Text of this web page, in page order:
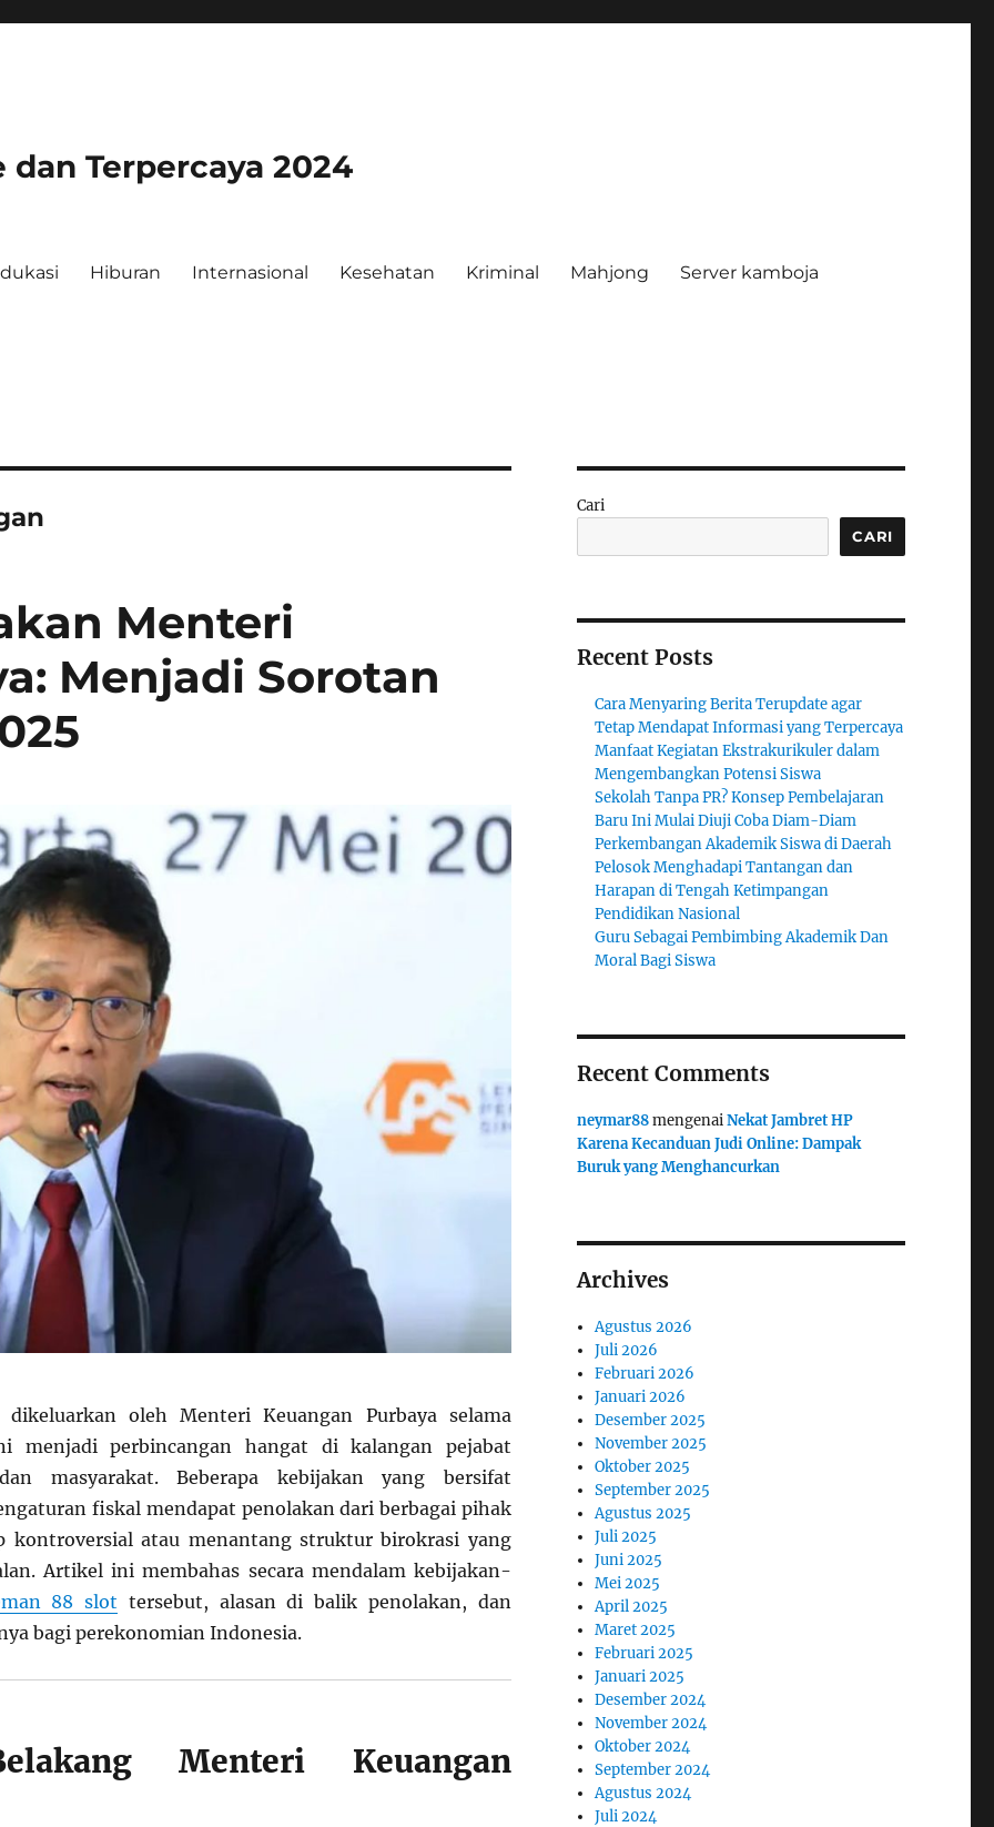
Terpercaya 2024
Hiburan Internasional Kesehatan Kriminal Mahjong Server kamboja
Menteri
Menjadi Sorotan
dikeluarkan oleh Menteri Keuangan Purbaya selama
menjadi perbincangan hangat di kalangan pejabat
masyarakat. Beberapa kebijakan yang bersifat
fiskal mendapat penolakan dari berbagai pihak
kontroversial atau menantang struktur birokrasi yang
Artikel ini membahas secara mendalam kebijakan-
88 slot tersebut, alasan di balik penolakan, dan
bagi perekonomian Indonesia.
Menteri Keuangan
Cari
CARI
Recent Posts
Cara Menyaring Berita Terupdate agar
Tetap Mendapat Informasi yang Terpercaya
Manfaat Kegiatan Ekstrakurikuler dalam
Mengembangkan Potensi Siswa
Sekolah Tanpa PR? Konsep Pembelajaran
Baru Ini Mulai Diuji Coba Diam-Diam
Perkembangan Akademik Siswa di Daerah
Pelosok Menghadapi Tantangan dan
Harapan di Tengah Ketimpangan
Pendidikan Nasional
Guru Sebagai Pembimbing Akademik Dan
Moral Bagi Siswa
Recent Comments
neymar88mengenaiNekat Jambret HP
Karena Kecanduan Judi Online: Dampak
Buruk yang Menghancurkan
Archives
Agustus 2026
Juli 2026
Februari 2026
Januari 2026
Desember 2025
November 2025
Oktober 2025
September 2025
Agustus 2025
Juli 2025
Juni 2025
Mei 2025
April 2025
Maret 2025
Februari 2025
Januari 2025
Desember 2024
November 2024
Oktober 2024
September 2024
Agustus 2024
Juli 2024